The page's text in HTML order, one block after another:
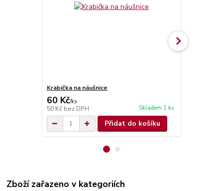
Krabička na náušnice
60 Kč/ks
50 Kč bez DPH Skladem 1 ks
Přidat do košíku
Zboží zařazeno v kategoriích